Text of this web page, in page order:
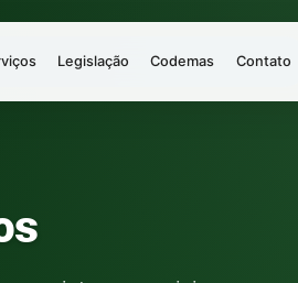
Legislação Codemas Contato